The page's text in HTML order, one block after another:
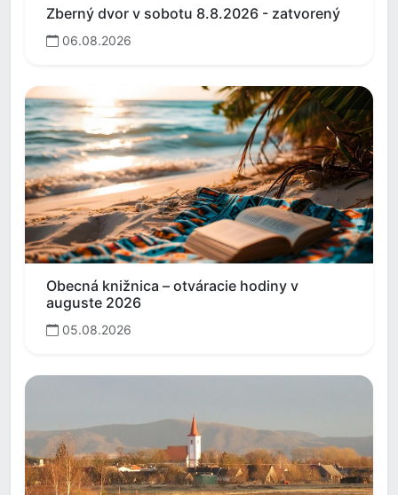
Zberný dvor v sobotu 8.8.2026 - zatvorený
06.08.2026
Obecná knižnica – otváracie hodiny v
auguste 2026
05.08.2026